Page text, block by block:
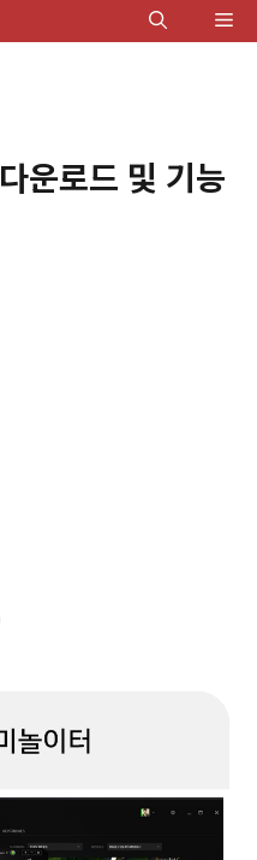
메
운로드 및 기능